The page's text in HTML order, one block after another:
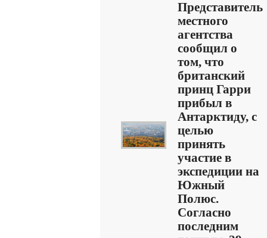
Представитель
местного
агентства
сообщил о
том, что
британский
принц Гарри
прибыл в
Антарктиду, с
целью
принять
участие в
экспедиции на
Южный
Полюс.
Согласно
последним